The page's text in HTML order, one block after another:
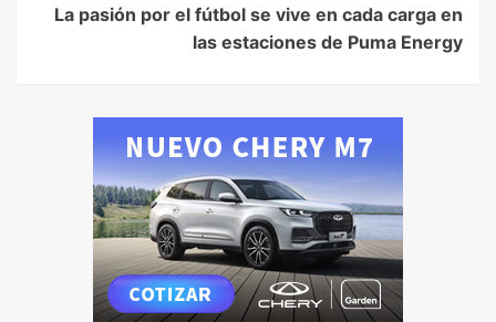
La pasión por el fútbol se vive en cada carga en
las estaciones de Puma Energy